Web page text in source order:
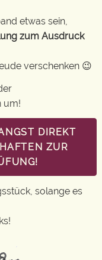
etwas sein,
zum Ausdruck
verschenken 😉
um!
DIREKT
ZUR
solange es